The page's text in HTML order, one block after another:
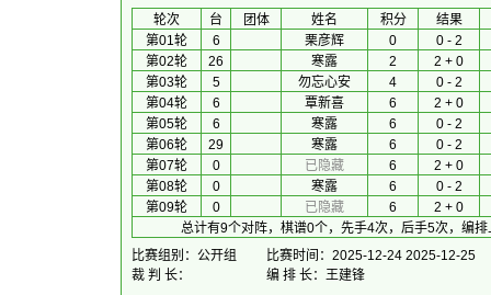
轮次 台 团体 姓名 积分
结果
第01轮
6 栗彦辉 0
0 - 2
第02轮
26 寒露 2
2 + 0
第03轮
5 勿忘心安 4
0 - 2
第04轮
6 覃新喜 6
2 + 0
第05轮
6 寒露 6
0 - 2
第06轮
29 寒露 6
0 - 2
第07轮
0 已隐藏 6
2 + 0
第08轮
0 寒露 6
0 - 2
第09轮
0 已隐藏 6
2 + 0
总计有9个对阵，棋谱0个，先手4次，后手5次，编
比赛组别：公开组
比赛时间：2025-12-24 2025-12-25
裁 判 长：
编 排 长：王建锋